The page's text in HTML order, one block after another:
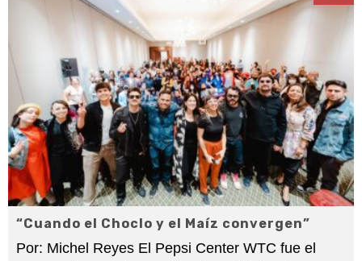
“Cuando el Choclo y el Maíz convergen”
Por: Michel Reyes El Pepsi Center WTC fue el